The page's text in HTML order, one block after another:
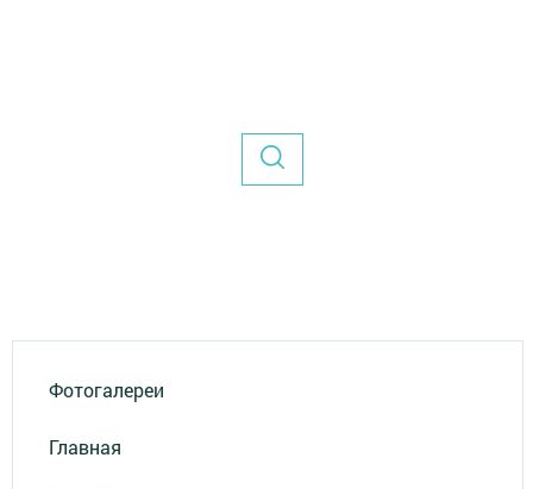
Фотогалереи
Главная